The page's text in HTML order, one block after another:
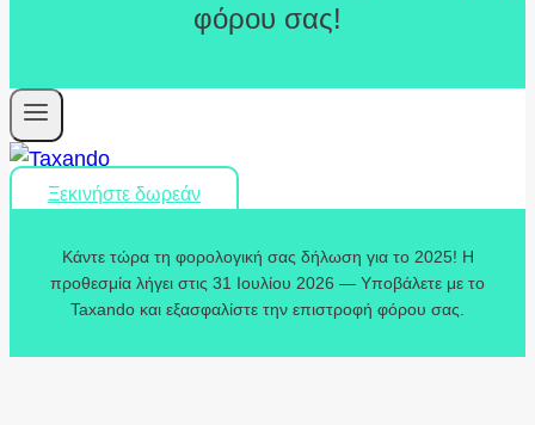
φόρου σας!
Ξεκινήστε δωρεάν
Κάντε τώρα τη φορολογική σας δήλωση για το 2025! Η
προθεσμία λήγει στις 31 Ιουλίου 2026 — Υποβάλετε με το
Taxando και εξασφαλίστε την επιστροφή φόρου σας.